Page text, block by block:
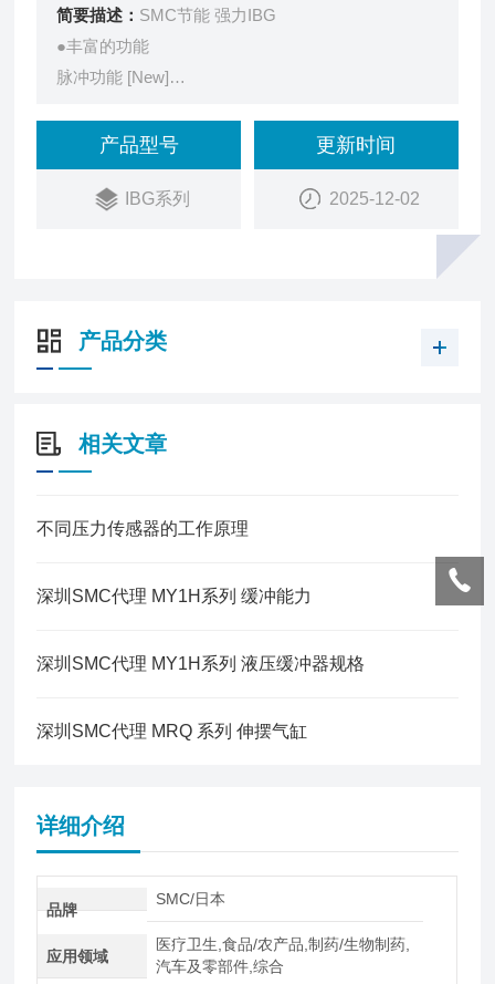
简要描述： SMC节能 强力IBG
●丰富的功能
脉冲功能 [New]
●峰值压力高、冲击力增大
大幅削减空气消耗量、作业时间
●用途：可在短时间内去除以往吹气方式难以去除的
产品型号
IBG系列
更新时间
2025-12-02
产品分类
相关文章
不同压力传感器的工作原理
深圳SMC代理 MY1H系列 缓冲能力
深圳SMC代理 MY1H系列 液压缓冲器规格
深圳SMC代理 MRQ 系列 伸摆气缸
详细介绍
品牌
SMC/日本
应用领域
医疗卫生,食品/农产品,制药/生物制药,
汽车及零部件,综合